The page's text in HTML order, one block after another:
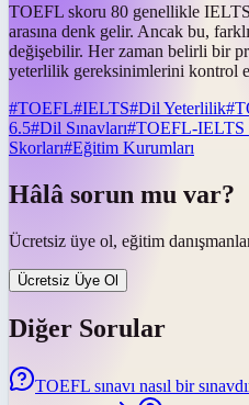
TOEFL skoru 80 genellikle
arasına denk gelir. Ancak bu,
değişebilir. Her zaman belirli bir
yeterlilik gereksinimlerini kontrol
#TOEFL#IELTS#Dil Yeterlilik#
6.5#Dil Sınavları#TOEFL-IELTS
Skorları#Eğitim Kurumları
Hâlâ sorun mu var?
Ücretsiz üye ol, eğitim
Ücretsiz Üye Ol
Diğer Sorular
TOEFL sınavı nasıl bir